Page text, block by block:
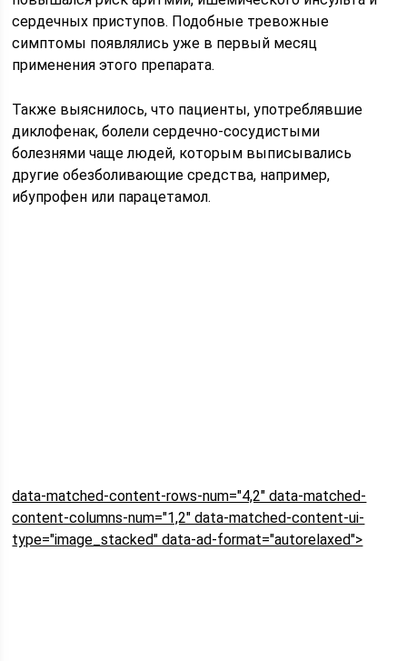
сердечных приступов. Подобные тревожные
симптомы появлялись уже в первый месяц
применения этого препарата.
Также выяснилось, что пациенты, употреблявшие
диклофенак, болели сердечно-сосудистыми
болезнями чаще людей, которым выписывались
другие обезболивающие средства, например,
ибупрофен или парацетамол.
data-matched-content-rows-num="4,2" data-matched-
content-columns-num="1,2" data-matched-content-ui-
type="image_stacked" data-ad-format="autorelaxed">